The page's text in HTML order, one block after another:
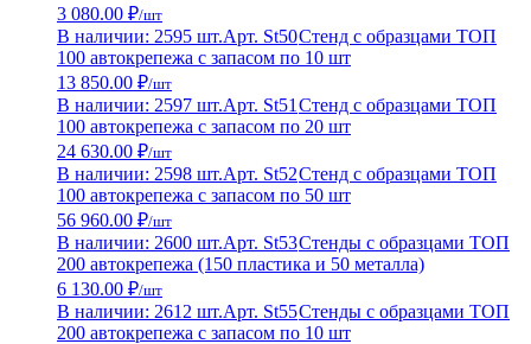
3 080.00 ₽/шт
В наличии: 2595 шт.Арт. St50Стенд с образцами ТОП
100 автокрепежа с запасом по 10 шт
13 850.00 ₽/шт
В наличии: 2597 шт.Арт. St51 Стенд с образцами ТОП
100 автокрепежа с запасом по 20 шт
24 630.00 ₽/шт
В наличии: 2598 шт.Арт. St52Стенд с образцами ТОП
100 автокрепежа с запасом по 50 шт
56 960.00 ₽/шт
В наличии: 2600 шт.Арт. St53Стенды с образцами ТОП
200 автокрепежа (150 пластика и 50 металла)
6 130.00 ₽/шт
В наличии: 2612 шт.Арт. St55Стенды с образцами ТОП
200 автокрепежа с запасом по 10 шт